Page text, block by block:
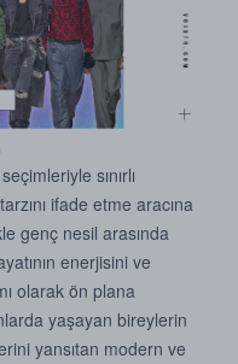
sınırlı
ifade etme aracına
genç nesil arasında
enerjisini ve
olarak ön plana
yaşayan bireylerin
yansıtan modern ve